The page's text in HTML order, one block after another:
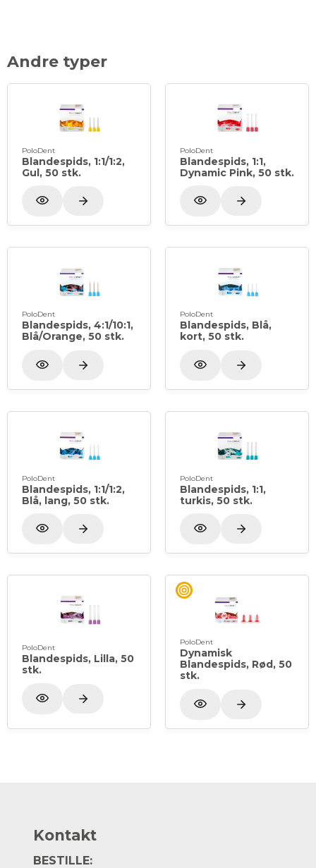
Andre typer
PoloDent
Blandespids, 1:1/1:2,
Gul, 50 stk.
PoloDent
Blandespids, 1:1,
Dynamic Pink, 50 stk.
PoloDent
Blandespids, 4:1/10:1,
Blå/Orange, 50 stk.
PoloDent
Blandespids, Blå,
kort, 50 stk.
PoloDent
Blandespids, 1:1/1:2,
Blå, lang, 50 stk.
PoloDent
Blandespids, 1:1,
turkis, 50 stk.
PoloDent
Blandespids, Lilla, 50
stk.
PoloDent
Dynamisk
Blandespids, Rød, 50
stk.
Kontakt
BESTILLE: